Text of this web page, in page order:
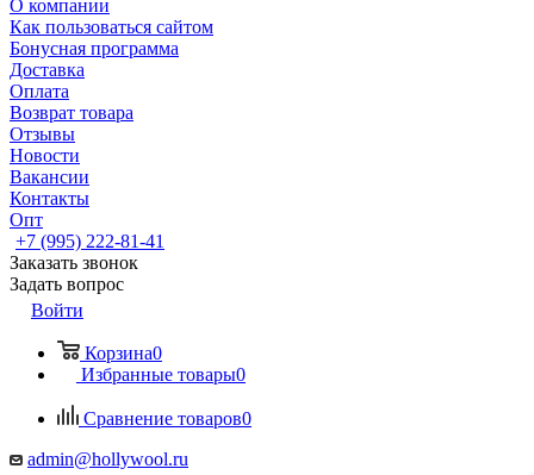
О компании
Как пользоваться сайтом
Бонусная программа
Доставка
Оплата
Возврат товара
Отзывы
Новости
Вакансии
Контакты
Опт
+7 (995) 222-81-41
Заказать звонок
Задать вопрос
Войти
Корзина0
Избранные товары0
Сравнение товаров0
admin@hollywool.ru